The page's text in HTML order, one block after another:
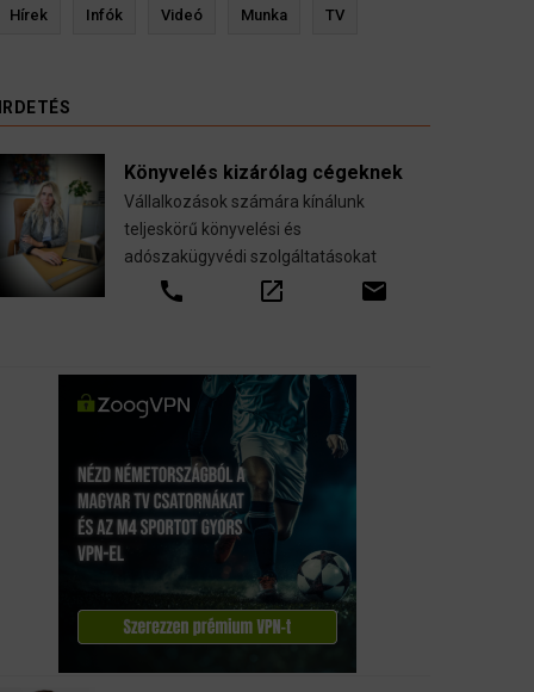
Ressler biztosítási szakértő
Hírek Infók Videó Munka TV
Könyvelés kizárólag cégeknek
Vállalkozások számára kínálunk
teljeskörű könyvelési és
adószakügyvédi szolgáltatásokat
call open_in_new email